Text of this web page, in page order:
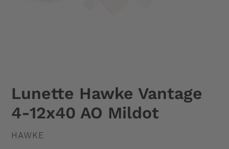
Lunette Hawke Vantage
4-12x40 AO Mildot
DISTRIBUTEUR
HAWKE